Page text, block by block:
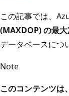
この記事では、
(MAXDOP) の最
データベースにつ
Note
このコンテンツ